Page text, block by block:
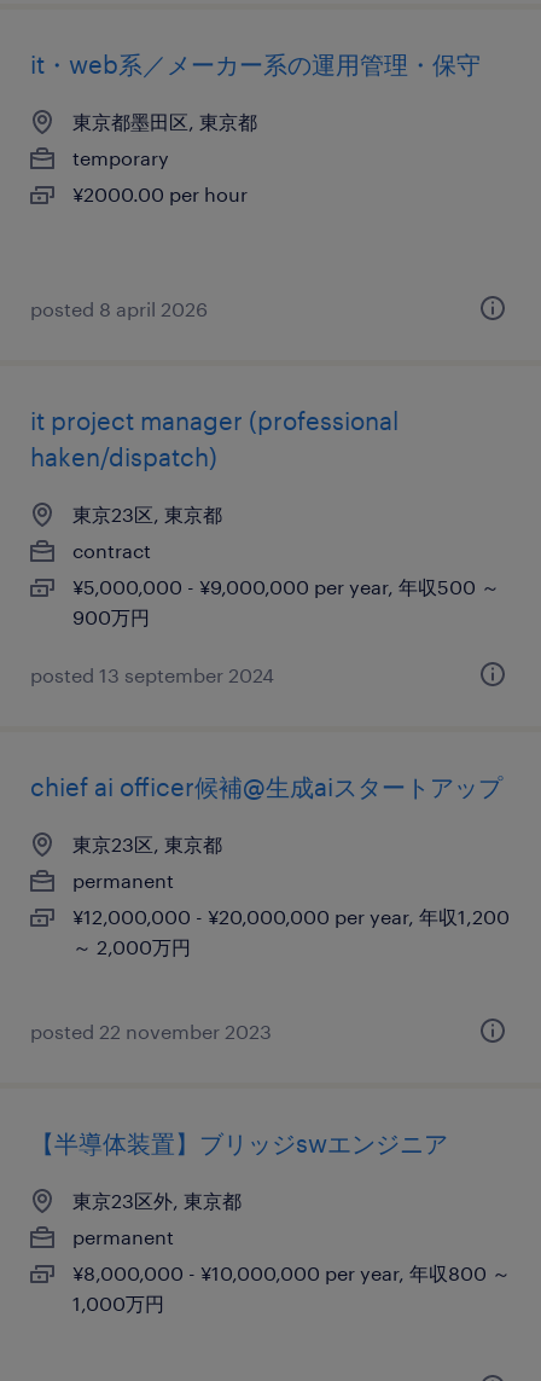
it・web系／メーカー系の運用管理・保守
東京都墨田区, 東京都
temporary
¥2000.00 per hour
posted 8 april 2026
it project manager (professional
haken/dispatch)
東京23区, 東京都
contract
¥5,000,000 - ¥9,000,000 per year, 年収500 ～
900万円
posted 13 september 2024
chief ai officer候補@生成aiスタートアップ
東京23区, 東京都
permanent
¥12,000,000 - ¥20,000,000 per year, 年収1,200
～ 2,000万円
posted 22 november 2023
【半導体装置】ブリッジswエンジニア
東京23区外, 東京都
permanent
¥8,000,000 - ¥10,000,000 per year, 年収800 ～
1,000万円